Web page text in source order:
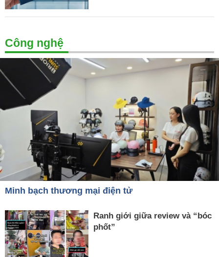
Công nghệ
Minh bạch thương mại điện tử
Ranh giới giữa review và “bóc
phốt”